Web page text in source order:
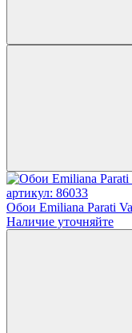
артикул: 86033
Обои Emiliana Parati
Наличие уточняйте